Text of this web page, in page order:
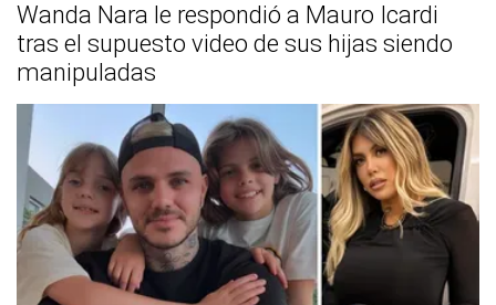
Wanda Nara le respondió a Mauro Icardi
tras el supuesto video de sus hijas siendo
manipuladas